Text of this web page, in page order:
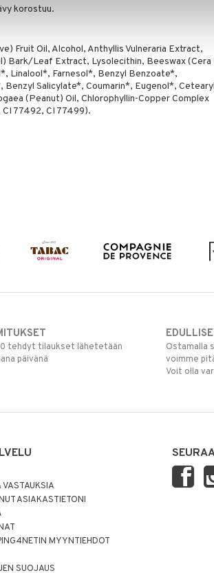
korostuu.
Fruit Oil, Alcohol, Anthyllis Vulneraria Extract,
Bark/Leaf Extract, Lysolecithin, Beeswax (Cera
Linalool*, Farnesol*, Benzyl Benzoate*,
Benzyl Salicylate*, Coumarin*, Eugenol*, Cetearyl
(Peanut) Oil, Chlorophyllin-Copper Complex
CI 77492, CI 77499).
tehdyt tilaukset lähetetään
päivänä
Ostamalla
voimme
Voit olla
ASIAKASTIETONI
MYYNTIEHDOT
SUOJAUS